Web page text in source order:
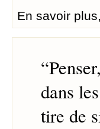
En savoir
“
dans
tire de